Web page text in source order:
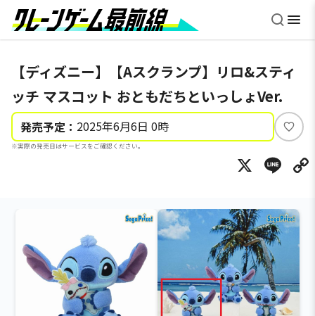
【ディズニー】【Aスクランプ】リロ&スティ
ッチ マスコット おともだちといっしょVer.
発売予定： 2025年6月6日 0時
※実際の発売日はサービスをご確認ください。
い
ね
X